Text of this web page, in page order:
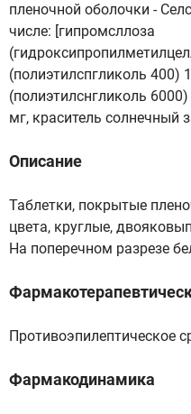
пленочной оболочки -
числе: [гипромсллоза
(полиэтилспгликоль 400)
(полиэтилснгликоль
мг, краситель солнечный
Описание
Таблетки, покрытые
цвета, круглые,
На поперечном разрезе
Противоэпилептическое
Фармакодинамика